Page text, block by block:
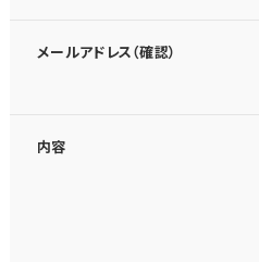
メールアドレス（確認）
内容